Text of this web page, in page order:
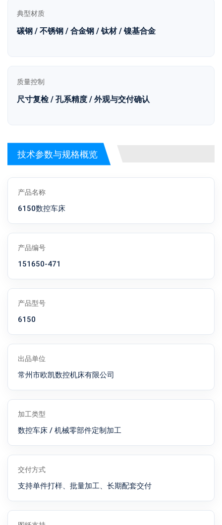
典型材质
碳钢 / 不锈钢 / 合金钢 / 钛材 / 镍基合金
质量控制
尺寸复检 / 孔系精度 / 外观与交付确认
技术参数与规格概览
产品名称
6150数控车床
产品编号
151650-471
产品型号
6150
出品单位
常州市欧凯数控机床有限公司
加工类型
数控车床 / 机械零部件定制加工
交付方式
支持单件打样、批量加工、长期配套交付